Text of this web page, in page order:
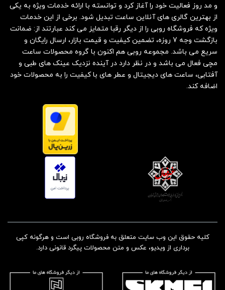
و مد روز فعالیت خود را آغاز کرد و توانسته با ارائه خدمات ویژه به یکی
از بهترین گالری های آنلاین ساعت تبدیل شود. برخی از این خدمات
ویژه که فروشگاه روبی را از دیگر رقبا متمایز می کند عبارتند از: ضمانت
بازگشت وجه 7 روزه، تضمین کیفیت و قیمت بازار، ارسال رایگان و
سریع می باشد. مجموعه روبی هم اکنون با گروه محصولات ساعت
مچی فعال می باشد و در نظر دارد در آینده نزدیک عینک های طبی و
آفتابی، ساعت های دیجیتال و عطر های با کیفیت را به محصولات خود
اضافه کند.
کلیه حقوق این وب سایت متعلق به فروشگاه روبی است و هرگونه کپی
برداری از ویدیو، عکس و متن محصولات پیگرد قانونی دارد.